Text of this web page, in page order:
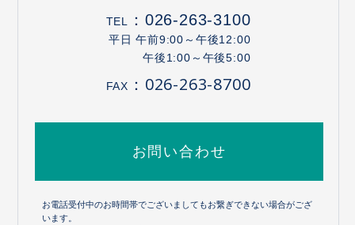
TEL ： 026-263-3100
平日 午前9:00～午後12:00
午後1:00～午後5:00
FAX ：026-263-8700
お問い合わせ
お電話受付中のお時間帯でございましてもお繋ぎできない場合がござ
います。